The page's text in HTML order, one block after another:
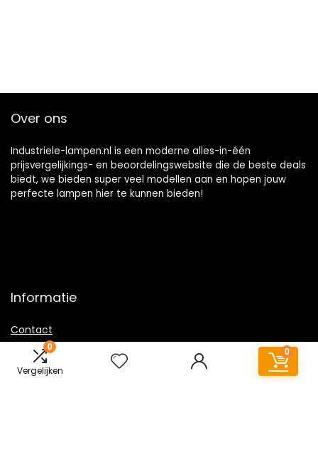
0
Vergelijken
0
Over ons
Industriele-lampen.nl is een moderne alles-in-één
prijsvergelijkings- en beoordelingswebsite die de beste deals
biedt, we bieden super veel modellen aan en hopen jouw
perfecte lampen hier te kunnen bieden!
Informatie
Contact
Klantenservice
Over ons